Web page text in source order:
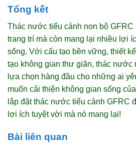
Tổng kết
Thác nước tiểu cảnh non bộ GFRC
trang trí mà còn mang lại nhiều lợi
sống. Với cấu tạo bền vững, thiết
tạo không gian thư giãn, thác nước
lựa chọn hàng đầu cho những ai
muốn cải thiện không gian sống
lắp đặt thác nước tiểu cảnh GFRC
lợi ích tuyệt vời mà nó mang lại!
Bài liên quan